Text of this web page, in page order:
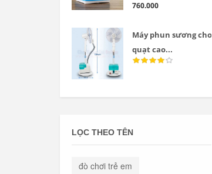
760.000
Máy phun sương cho
quạt cao...
LỌC THEO TÊN
đò chơi trẻ em